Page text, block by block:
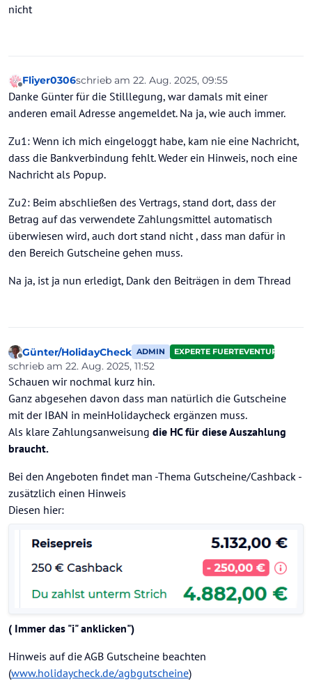
nicht
Offline
Fliyer0306schrieb am 22. Aug. 2025, 09:55
zuletzt editiert von Fliyer0306
Danke Günter für die Stilllegung, war damals mit einer
anderen email Adresse angemeldet. Na ja, wie auch immer.
Zu1: Wenn ich mich eingeloggt habe, kam nie eine Nachricht,
dass die Bankverbindung fehlt. Weder ein Hinweis, noch eine
Nachricht als Popup.
Zu2: Beim abschließen des Vertrags, stand dort, dass der
Betrag auf das verwendete Zahlungsmittel automatisch
überwiesen wird, auch dort stand nicht , dass man dafür in
den Bereich Gutscheine gehen muss.
Na ja, ist ja nun erledigt, Dank den Beiträgen in dem Thread
Offline
Günter/HolidayCheck ADMIN EXPERTE FUERTEVENTURA
schrieb am 22. Aug. 2025, 11:52
zuletzt editiert von
Schauen wir nochmal kurz hin.
Ganz abgesehen davon dass man natürlich die Gutscheine
mit der IBAN in meinHolidaycheck ergänzen muss.
Als klare Zahlungsanweisung die HC für diese Auszahlung
braucht.
Bei den Angeboten findet man -Thema Gutscheine/Cashback -
zusätzlich einen Hinweis
Diesen hier:
( Immer das "i" anklicken")
Hinweis auf die AGB Gutscheine beachten
(www.holidaycheck.de/agbgutscheine)